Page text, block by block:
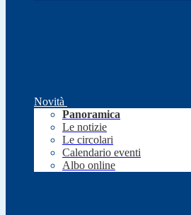
Novità
Panoramica
Le notizie
Le circolari
Calendario eventi
Albo online